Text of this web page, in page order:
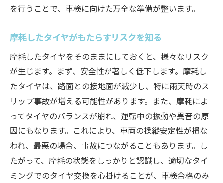
を行うことで、車検に向けた万全な準備が整います。
摩耗したタイヤがもたらすリスクを知る
摩耗したタイヤをそのままにしておくと、様々なリスク
が生じます。まず、安全性が著しく低下します。摩耗し
たタイヤは、路面との接地面が減少し、特に雨天時のス
リップ事故が増える可能性があります。また、摩耗によ
ってタイヤのバランスが崩れ、運転中の振動や異音の原
因にもなります。これにより、車両の操縦安定性が損な
われ、最悪の場合、事故につながることもあります。し
たがって、摩耗の状態をしっかりと認識し、適切なタイ
ミングでのタイヤ交換を心掛けることが、車検合格のみ